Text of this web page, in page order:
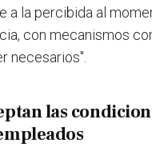
a la percibida al
con mecanismos
necesarios".
las